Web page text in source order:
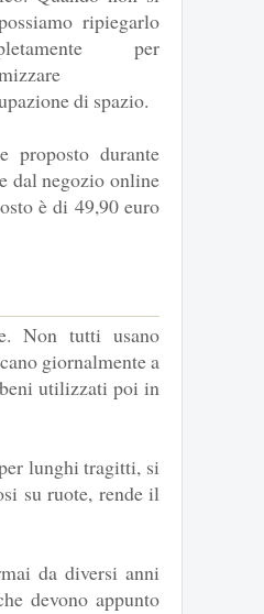
ripiegarlo
per
di spazio.
proposto durante
dal negozio online
è di 49,90 euro
Non tutti usano
giornalmente a
utilizzati poi in
lunghi tragitti, si
su ruote, rende il
da diversi anni
devono appunto